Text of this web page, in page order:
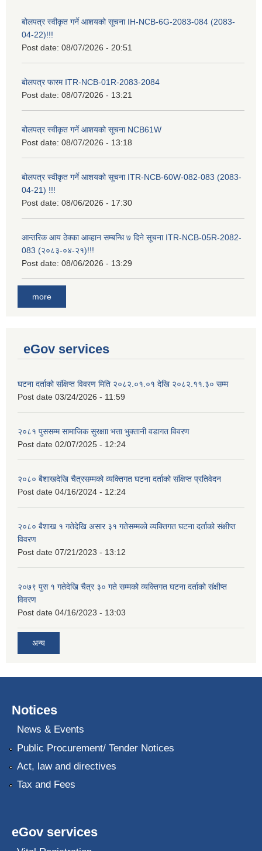
बोलपत्र स्वीकृत गर्ने आशयको सूचना IH-NCB-6G-2083-084 (2083-
04-22)!!!
Post date: 08/07/2026 - 20:51
बोलपत्र फारम ITR-NCB-01R-2083-2084
Post date: 08/07/2026 - 13:21
बोलपत्र स्वीकृत गर्ने आशयको सूचना NCB61W
Post date: 08/07/2026 - 13:18
बोलपत्र स्वीकृत गर्ने आशयको सूचना ITR-NCB-60W-082-083 (2083-
04-21) !!!
Post date: 08/06/2026 - 17:30
आन्तरिक आय ठेक्का आव्हान सम्बन्धि ७ दिने सूचना ITR-NCB-05R-2082-
083 (२०८३-०४-२१)!!!
Post date: 08/06/2026 - 13:29
more
eGov services
घटना दर्ताको संक्षिप्त विवरण मिति २०८२.०१.०१ देखि २०८२.११.३० सम्म
Post date 03/24/2026 - 11:59
२०८१ पुससम्म सामाजिक सुरक्षाा भत्ता भुक्तानी वडागत विवरण
Post date 02/07/2025 - 12:24
२०८० बैशाखदेखि चैत्रसम्मको व्यक्तिगत घटना दर्ताको संक्षिप्त प्रतिवेदन
Post date 04/16/2024 - 12:24
२०८० बैशाख १ गतेदेखि असार ३१ गतेसम्मको व्यक्तिगत घटना दर्ताको संक्षीप्त
विवरण
Post date 07/21/2023 - 13:12
२०७९ पुस १ गतेदेखि चैत्र ३० गते सम्मको व्यक्तिगत घटना दर्ताको संक्षीप्त
विवरण
Post date 04/16/2023 - 13:03
अन्य
Notices
News & Events
Public Procurement/ Tender Notices
Act, law and directives
Tax and Fees
eGov services